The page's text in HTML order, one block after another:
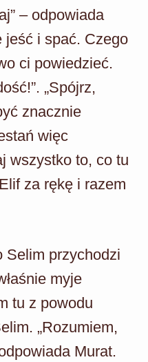
– odpowiada
jeść i spać. Czego
ci powiedzieć.
„Spójrz,
znacznie
więc
wszystko to, co tu
za rękę i razem
Selim przychodzi
myje
tu z powodu
„Rozumiem,
Murat.